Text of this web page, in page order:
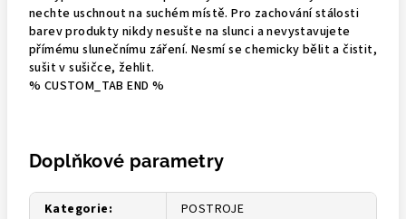
nechte uschnout na suchém místě. Pro zachování stálosti
barev produkty nikdy nesušte na slunci a nevystavujete
přímému slunečnímu záření. Nesmí se chemicky bělit a čistit,
sušit v sušičce, žehlit.
% CUSTOM_TAB END %
Doplňkové parametry
Kategorie:
POSTROJE